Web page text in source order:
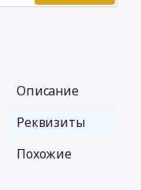
Описание
Реквизиты
Похожие